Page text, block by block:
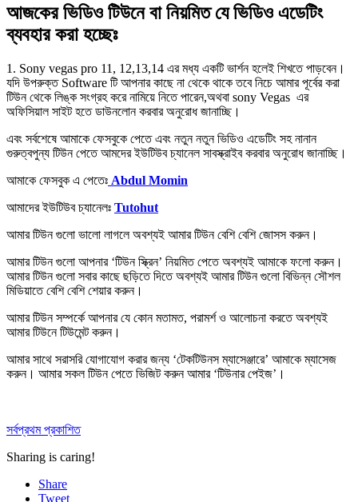
আজকের ভিডিও টিউনে বা নিয়মিত যে ভিডিও এডেটিং
ব্যবহার করা হচ্ছেঃ
1. Sony vegas pro 11, 12,13,14 এর মধ্য একটি ভার্শন হলেই শিখতে পাড়বেন।
যদি উপরুক্ত Software টি আপনার কাছে না থেকে থাকে তবে নিচে আমার পূর্বের করা
টিউন থেকে লিঙ্ক সংগ্রহ করে নামিয়ে নিতে পারেন,অথবা sony Vegas এর
অফিসিয়াল সাইট হতে ডাউনলোন করবার অনুরোধ জানাচ্ছি।
এবং সর্বশেষে আমাকে ফেসবুকে পেতে এবং নতুন নতুন ভিডিও এডেটিং সহ নানান
গুরুত্বপুন্য টিউন পেতে আমদের ইউটিউব চ্যানেল সাবস্ক্রাইব করবার অনুরোধ জানাচ্ছি।
আমাকে ফেসবুক এ পেতেঃ Abdul Momin
আমাদের ইউটিউব চ্যানেলঃ Tutohut
আমার টিউন গুলো ভালো লাগলে অবশ্যই আমার টিউন বেশি বেশিজোসস করুন।
আমার টিউন গুলো আপনার ‘টিউন স্ক্রিন’ নিয়মিত পেতে অবশ্যই আমাকে ফলো করুন।
আমার টিউন গুলো সবার কাছে ছড়িতে দিতে অবশ্যই আমার টিউন গুলো বিভিন্ন সৌশল
মিডিয়াতে বেশি বেশিশেয়ার করুন।
আমার টিউন সম্পর্কে আপনার যে কোন মতামত, পরামর্শ ও আলোচনা করতে অবশ্যই
আমার টিউনেটিউমেন্ট করুন।
আমার সাথে সরাসরি যোগাযোগ করার জন্য ‘টেকটিউনস ম্যাসেঞ্জারে’ আমাকেম্যাসেজ
করুন। আমার সকল টিউন পেতে ভিজিট করুন আমার ‘টিউনার পেইজ’ ।
সর্বপ্রথম প্রকাশিত
Sharing is caring!
Share
Tweet